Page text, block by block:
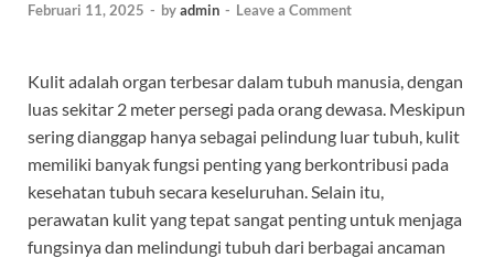
Februari 11, 2025 - byadmin - Leave a Comment
Kulit adalah organ terbesar dalam tubuh manusia, dengan
luas sekitar 2 meter persegi pada orang dewasa. Meskipun
sering dianggap hanya sebagai pelindung luar tubuh, kulit
memiliki banyak fungsi penting yang berkontribusi pada
kesehatan tubuh secara keseluruhan. Selain itu,
perawatan kulit yang tepat sangat penting untuk menjaga
fungsinya dan melindungi tubuh dari berbagai ancaman